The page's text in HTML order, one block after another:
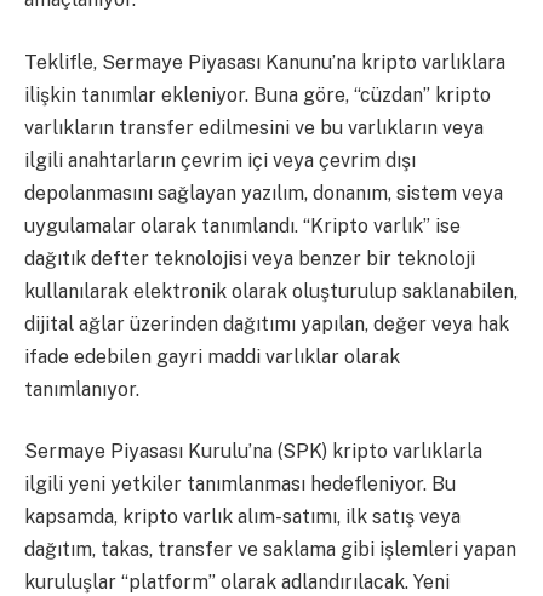
Teklifle, Sermaye Piyasası Kanunu’na kripto varlıklara
ilişkin tanımlar ekleniyor. Buna göre, “cüzdan” kripto
varlıkların transfer edilmesini ve bu varlıkların veya
ilgili anahtarların çevrim içi veya çevrim dışı
depolanmasını sağlayan yazılım, donanım, sistem veya
uygulamalar olarak tanımlandı. “Kripto varlık” ise
dağıtık defter teknolojisi veya benzer bir teknoloji
kullanılarak elektronik olarak oluşturulup saklanabilen,
dijital ağlar üzerinden dağıtımı yapılan, değer veya hak
ifade edebilen gayri maddi varlıklar olarak
tanımlanıyor.
Sermaye Piyasası Kurulu’na (SPK) kripto varlıklarla
ilgili yeni yetkiler tanımlanması hedefleniyor. Bu
kapsamda, kripto varlık alım-satımı, ilk satış veya
dağıtım, takas, transfer ve saklama gibi işlemleri yapan
kuruluşlar “platform” olarak adlandırılacak. Yeni